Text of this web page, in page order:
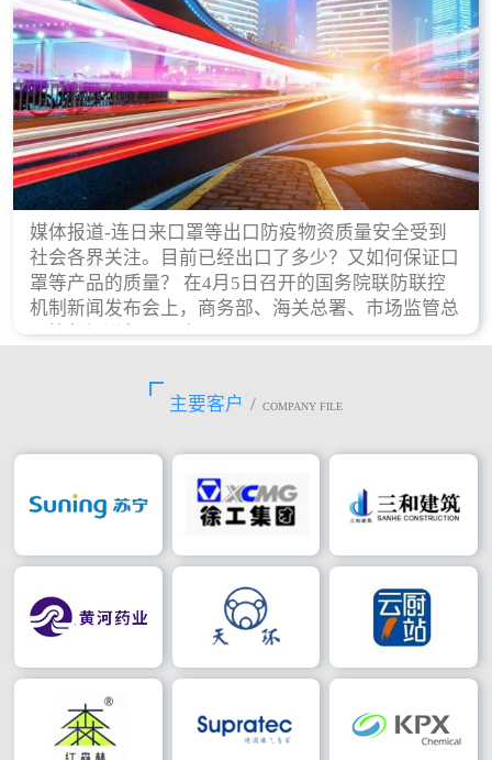
媒体报道-连日来口罩等出口防疫物资质量安全受到
社会各界关注。目前已经出口了多少？又如何保证口
罩等产品的质量？ 在4月5日召开的国务院联防联控
机制新闻发布会上，商务部、海关总署、市场监管总
局等部门进行了回应。
主要客户 / COMPANY FILE